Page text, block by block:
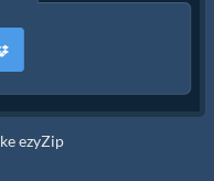
ezyZip